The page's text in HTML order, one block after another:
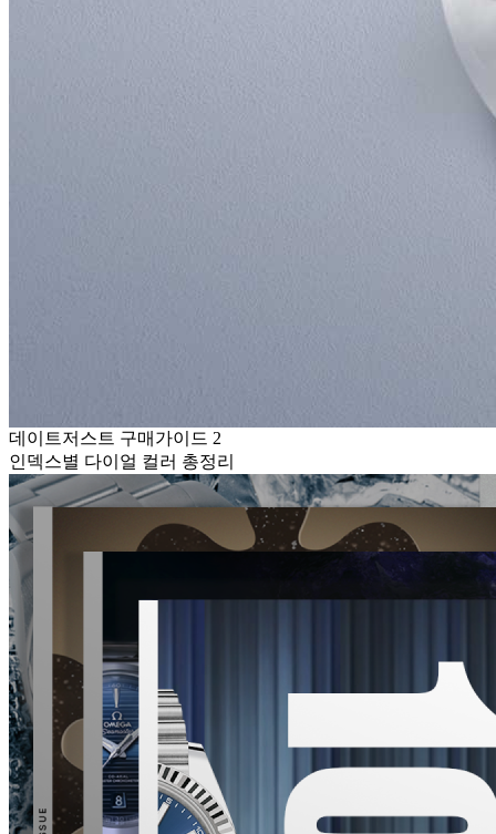
데이트저스트 구매가이드 2
인덱스별 다이얼 컬러 총정리